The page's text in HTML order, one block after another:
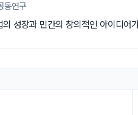
동연구
의 성장과 민간의 창의적인 아이디